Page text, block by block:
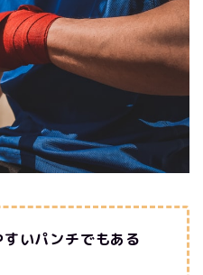
いパンチでもある